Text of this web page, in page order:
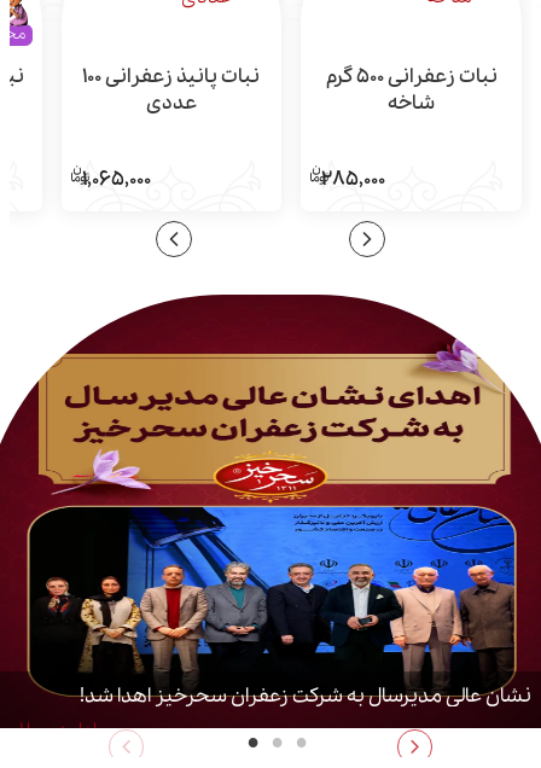
نبات زعفرانی 500 گرم
شاخه
285,000
نبات پانیذ زعفرانی 100
عددی
1,065,000
نشان عالی مدیرسال به شرکت زعفران سحرخیز اهدا شد!